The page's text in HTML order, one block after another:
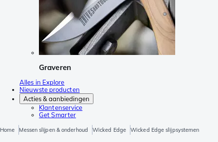
Graveren
Alles in Explore
Nieuwste producten
Acties & aanbiedingen
Klantenservice
Get Smarter
Home Messen slijpen & onderhoud Wicked Edge Wicked Edge slijpsystemen